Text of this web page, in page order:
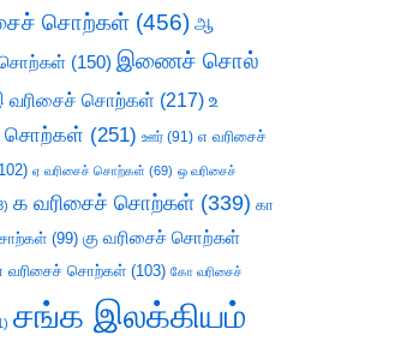
சொற்கள் (456) ஆ
சொற்கள் (150) இணைச் சொல்
வரிசைச் சொற்கள் (217) உ
சொற்கள் (251) ஊர் (91) எ வரிசைச்
ஏ வரிசைச் சொற்கள் (69) ஒ வரிசைச்
க வரிசைச் சொற்கள் (339) கா
(99) கு வரிசைச் சொற்கள்
சொற்கள் (103) கோ வரிசைச்
சங்க இலக்கியம்